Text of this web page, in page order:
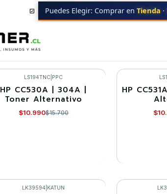
Puedes Elegir: Comprar en Tienda ·
Equipos HP CP2025
LS194TNC PPC
HP CC530A | 304A |
Toner Alternativo
$10.990$15.700
VER DETALLES
-30%
HP
LK39594 KATUN